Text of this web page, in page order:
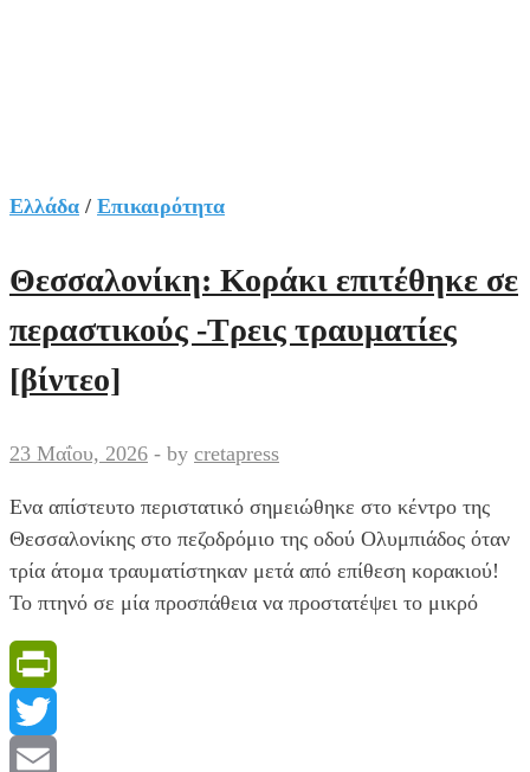
Ελλάδα / Επικαιρότητα
Θεσσαλονίκη: Κοράκι επιτέθηκε σε
περαστικούς -Τρεις τραυματίες
[βίντεο]
23 Μαΐου, 2026 - by cretapress
Ενα απίστευτο περιστατικό σημειώθηκε στο κέντρο της
Θεσσαλονίκης στο πεζοδρόμιο της οδού Ολυμπιάδος όταν
τρία άτομα τραυματίστηκαν μετά από επίθεση κορακιού!
Το πτηνό σε μία προσπάθεια να προστατέψει το μικρό
PrintFriendly
Twitter